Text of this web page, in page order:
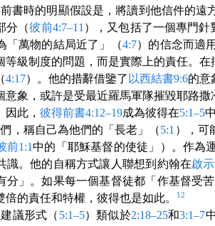
書時的明顯假設是，將讀到他信件的
分（彼前4:7–11 ），又包括了一個專門
「萬物的結局近了」（4:7）的信念而適
等級制度的問題，而是實際上的責任。
4:17）。他的措辭借鑒了 以西結書9:6的意
意象，或許是受最近羅馬軍隊摧毀耶路
此， 彼得前書4:12–19成為彼得在5:1–5
，稱自己為他們的「長老」（5:1 ），可
前1:1中的「耶穌基督的使徒」）。作為
識。他的 自稱方式讓人聯想到約翰在啟
分」。如果每一個基督徒都「作基督受
的責任和特權，彼得也是如此。
12
議形式（ 5:1–5）類似於2:18–25和3:1–7